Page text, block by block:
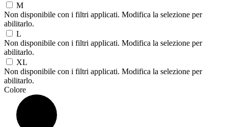
M
Non disponibile con i filtri applicati. Modifica la selezione per
abilitarlo.
L
Non disponibile con i filtri applicati. Modifica la selezione per
abilitarlo.
XL
Non disponibile con i filtri applicati. Modifica la selezione per
abilitarlo.
Colore